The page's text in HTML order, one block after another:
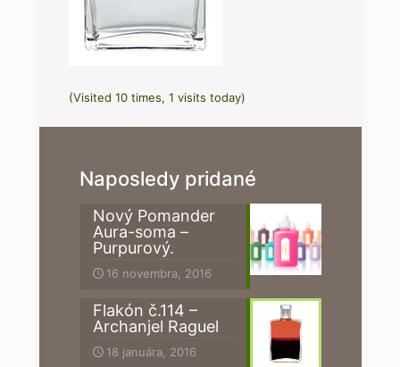
(Visited 10 times, 1 visits today)
Naposledy pridané
Nový Pomander
Aura-soma –
Purpurový.
16 novembra, 2016
Flakón č.114 –
Archanjel Raguel
18 januára, 2016